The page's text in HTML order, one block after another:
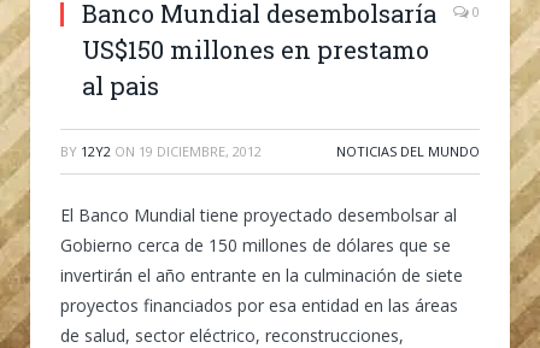
Banco Mundial desembolsaría
US$150 millones en prestamo
al pais
0
BY 12Y2 ON 19 DICIEMBRE, 2012 NOTICIAS DEL MUNDO
El Banco Mundial tiene proyectado desembolsar al
Gobierno cerca de 150 millones de dólares que se
invertirán el año entrante en la culminación de siete
proyectos financiados por esa entidad en las áreas
de salud, sector eléctrico, reconstrucciones,